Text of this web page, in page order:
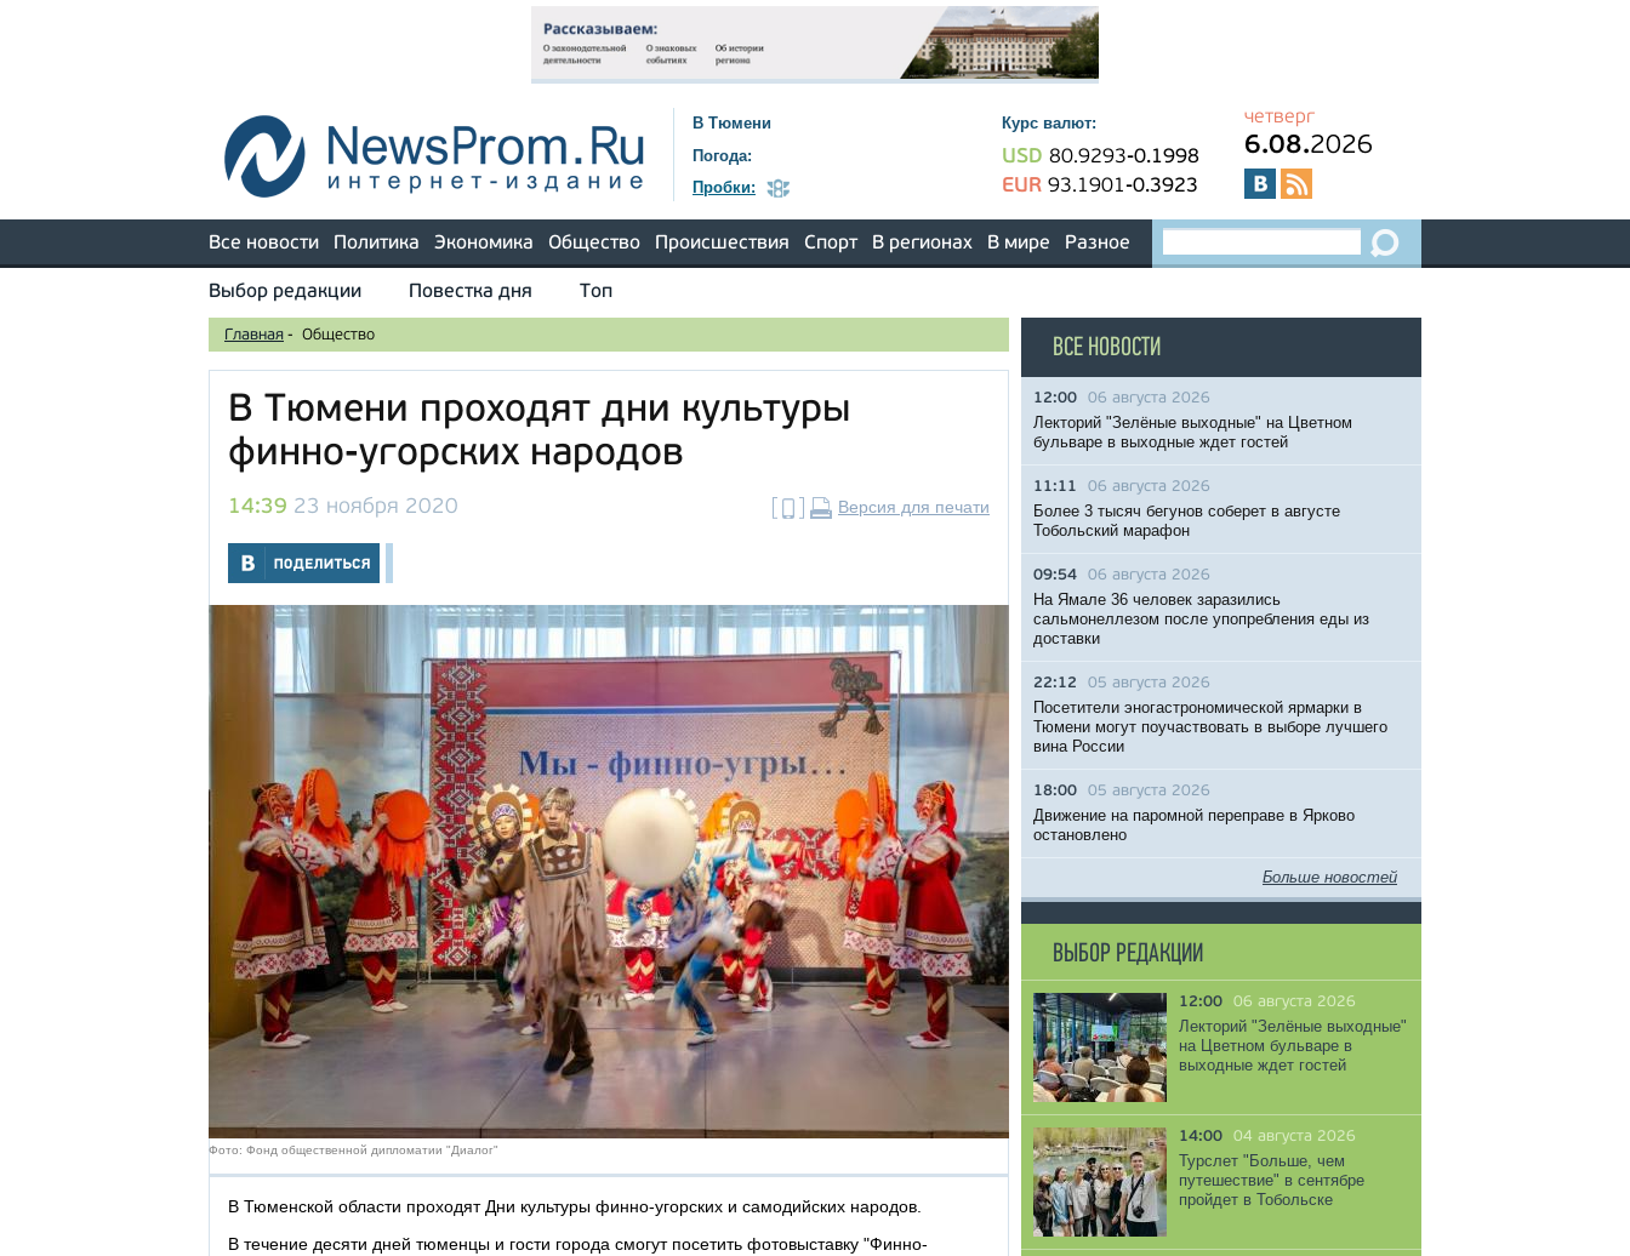
В Тюмени
Погода:
Пробки:
Курс валют:
USD 80.9293-0.1998
EUR 93.1901-0.3923
четверг
6.08.2026
Все новости Политика Экономика Общество Происшествия Спорт В регионах В мире Разное
Выбор редакции Повестка дня Топ
Главная - Общество
В Тюмени проходят дни культуры
финно-угорских народов
14:39 23 ноября 2020 Версия для печати
Фото: Фонд общественной дипломатии "Диалог"
В Тюменской области проходят Дни культуры финно-угорских и самодийских народов.
В течение десяти дней тюменцы и гости города смогут посетить фотовыставку "Финно-
ВСЕ НОВОСТИ
12:00 06 августа 2026
Лекторий "Зелёные выходные" на Цветном
бульваре в выходные ждет гостей
11:11 06 августа 2026
Более 3 тысяч бегунов соберет в августе
Тобольский марафон
09:54 06 августа 2026
На Ямале 36 человек заразились
сальмонеллезом после упопребления еды из
доставки
22:12 05 августа 2026
Посетители эногастрономической ярмарки в
Тюмени могут поучаствовать в выборе лучшего
вина России
18:00 05 августа 2026
Движение на паромной переправе в Ярково
остановлено
Больше новостей
ВЫБОР РЕДАКЦИИ
12:00 06 августа 2026
Лекторий "Зелёные выходные"
на Цветном бульваре в
выходные ждет гостей
14:00 04 августа 2026
Турслет "Больше, чем
путешествие" в сентябре
пройдет в Тобольске